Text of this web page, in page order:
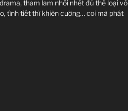
tham lam nhồi nhét đủ thể loại vô
tình tiết thì khiên cưỡng… coi mà phát